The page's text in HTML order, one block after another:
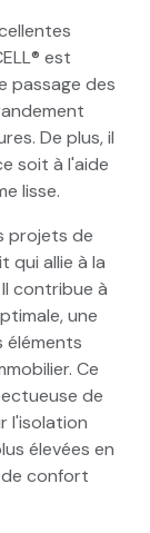
est
passage des
De plus, il
soit à l'aide
lisse.
projets de
qui allie à la
contribue à
une
Ce
de
l'isolation
élevées en
confort